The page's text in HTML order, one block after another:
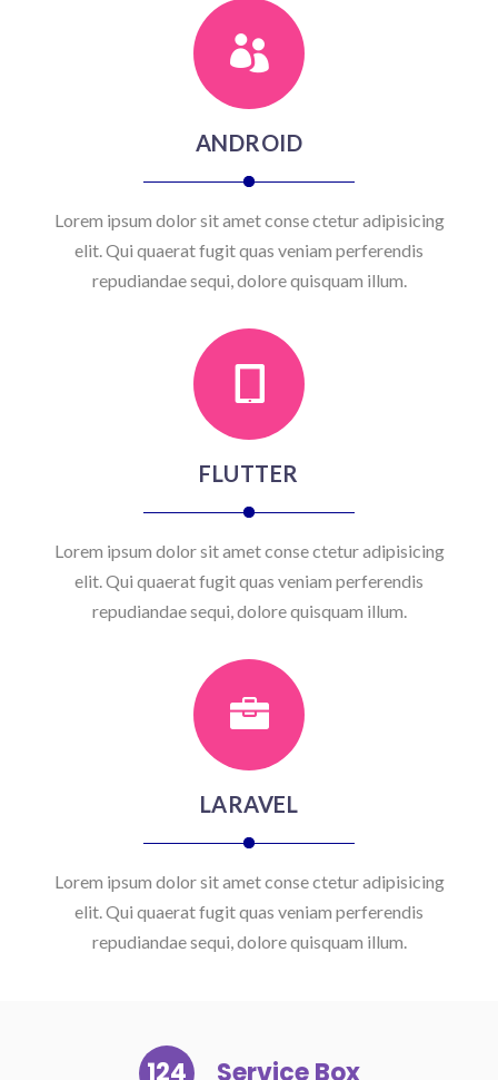

ANDROID
Lorem ipsum dolor sit amet conse ctetur adipisicing
elit. Qui quaerat fugit quas veniam perferendis
repudiandae sequi, dolore quisquam illum.

FLUTTER
Lorem ipsum dolor sit amet conse ctetur adipisicing
elit. Qui quaerat fugit quas veniam perferendis
repudiandae sequi, dolore quisquam illum.

LARAVEL
Lorem ipsum dolor sit amet conse ctetur adipisicing
elit. Qui quaerat fugit quas veniam perferendis
repudiandae sequi, dolore quisquam illum.
124 Service Box